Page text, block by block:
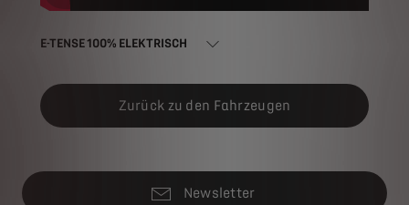
E-TENSE 100% ELEKTRISCH
Zurück zu den Fahrzeugen
Newsletter